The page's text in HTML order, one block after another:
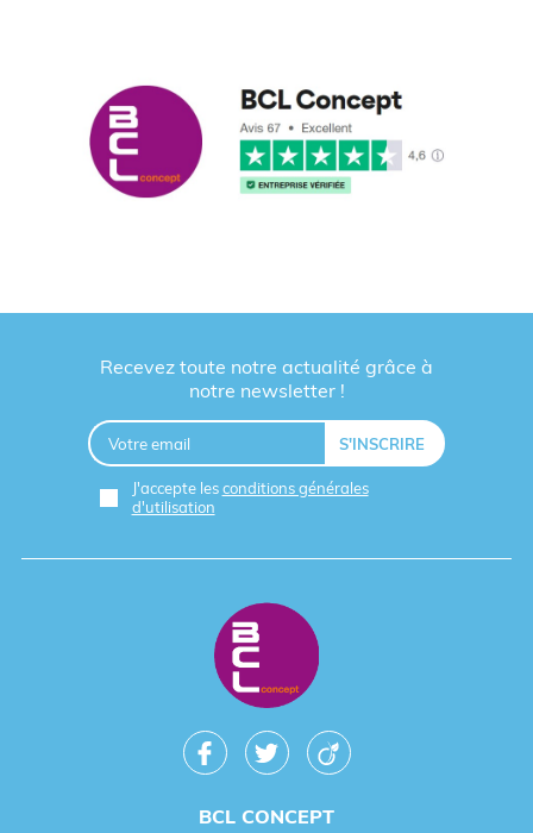
Recevez toute notre actualité grâce à
notre newsletter !
J'accepte lesconditions générales
d'utilisation
BCL CONCEPT